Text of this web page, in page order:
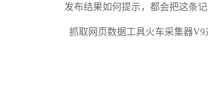
发布结果如何提示，都会把这条记
抓取网页数据工具火车采集器V9